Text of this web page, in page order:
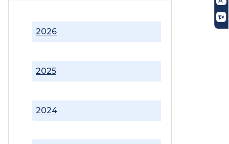
2024
2025
2026